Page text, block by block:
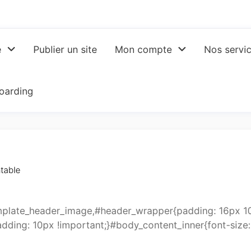
Publier un site Mon compte Nos
16px
10px !important;}#body_content_inner{font-